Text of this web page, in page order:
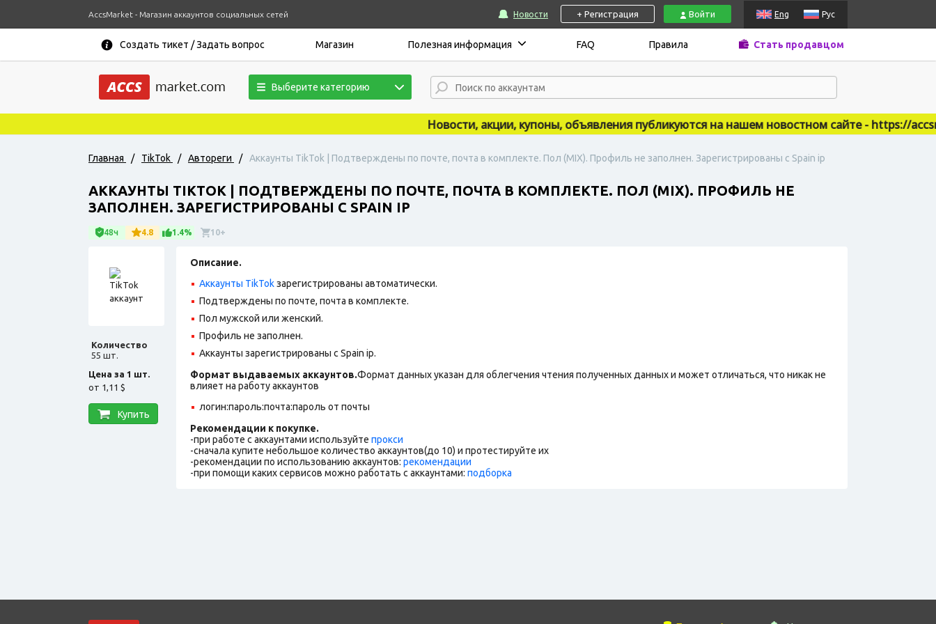
AccsMarket - Магазин аккаунтов социальных сетей Новости + Регистрация Войти Eng Рус
Создать тикет / Задать вопрос Магазин Полезная информация FAQ Правила Стать продавцом
Выберите категорию
Новости, акции, купоны, объявления публикуются на нашем новостном сайте - https://
Главная / TikTok / Автореги / Аккаунты TikTok | Подтверждены по почте, почта в комплекте. Пол (MIX). Профиль не заполнен. Зарегистрированы с Spain ip
АККАУНТЫ TIKTOK | ПОДТВЕРЖДЕНЫ ПО ПОЧТЕ, ПОЧТА В КОМПЛЕКТЕ. ПОЛ (MIX). ПРОФИЛЬ НЕ
ЗАПОЛНЕН. ЗАРЕГИСТРИРОВАНЫ С SPAIN IP
48ч 4.8 1.4% 10+
Количество
55 шт.
Цена за 1 шт.
от 1,11 $
Купить
Описание.
Аккаунты TikTokзарегистрированы автоматически.
Подтверждены по почте, почта в комплекте.
Пол мужской или женский.
Профиль не заполнен.
Аккаунты зарегистрированы с Spain ip.
Формат выдаваемых аккаунтов.Формат данных указан для облегчения чтения полученных данных и может отличаться, что никак не
влияет на работу аккаунтов
логин:пароль:почта:пароль от почты
Рекомендации к покупке.
-при работе с аккаунтами используйте прокси
-сначала купите небольшое количество аккаунтов(до 10) и протестируйте их
-рекомендации по использованию аккаунтов: рекомендации
-при помощи каких сервисов можно работать с аккаунтами: подборка